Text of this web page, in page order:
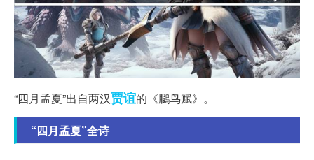
“四月孟夏”出自两汉贾谊的《鵩鸟赋》。
“四月孟夏”全诗